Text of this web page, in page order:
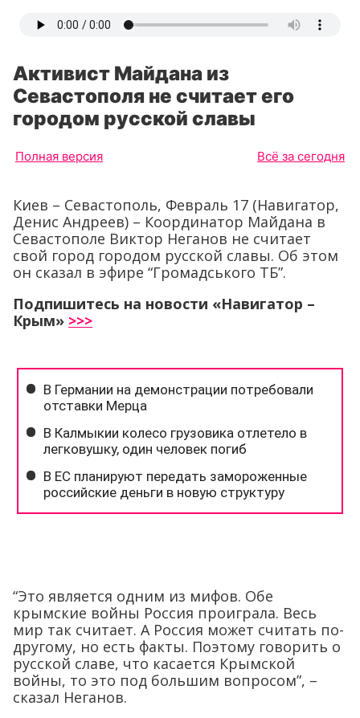
Активист Майдана из
Севастополя не считает его
городом русской славы
Полная версия Всё за сегодня
Киев – Севастополь, Февраль 17 (Навигатор,
Денис Андреев) – Координатор Майдана в
Севастополе Виктор Неганов не считает
свой город городом русской славы. Об этом
он сказал в эфире “Громадського ТБ”.
Подпишитесь на новости «Навигатор –
Крым» >>>
“Это является одним из мифов. Обе
крымские войны Россия проиграла. Весь
мир так считает. А Россия может считать по-
другому, но есть факты. Поэтому говорить о
русской славе, что касается Крымской
войны, то это под большим вопросом”, –
сказал Неганов.